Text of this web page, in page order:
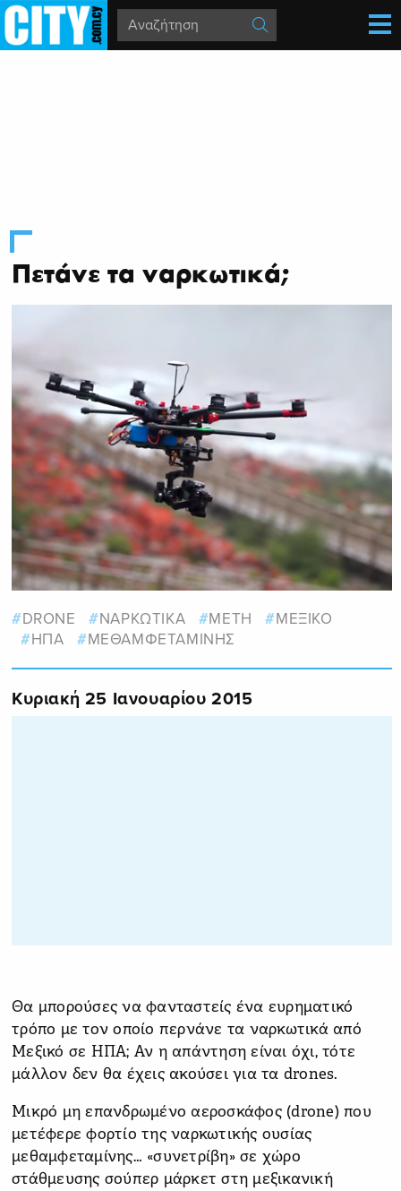
Πετάνε τα ναρκωτικά;
DRONE ΝΑΡΚΩΤΙΚΑ METH
ΜΕΞΙΚΟ
ΗΠΑ
ΜΕΘΑΜΦΕΤΑΜΙΝΗΣ
Κυριακή 25 Ιανουαρίου 2015
Θα μπορούσες να φανταστείς ένα ευρηματικό
τρόπο με τον οποίο περνάνε τα ναρκωτικά από
Μεξικό σε ΗΠΑ; Αν η απάντηση είναι όχι, τότε
μάλλον δεν θα έχεις ακούσει για τα drones.
Μικρό μη επανδρωμένο αεροσκάφος (drone) που
μετέφερε φορτίο της ναρκωτικής ουσίας
μεθαμφεταμίνης… «συνετρίβη» σε χώρο
στάθμευσης σούπερ μάρκετ στη μεξικανική